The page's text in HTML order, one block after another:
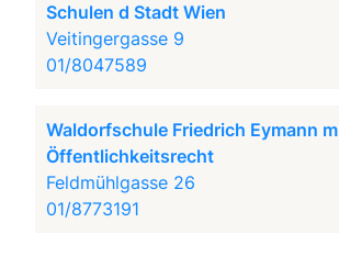
Schulen d Stadt Wien
Veitingergasse 9
01/8047589
Waldorfschule Friedrich Eymann m
Öffentlichkeitsrecht
Feldmühlgasse 26
01/8773191